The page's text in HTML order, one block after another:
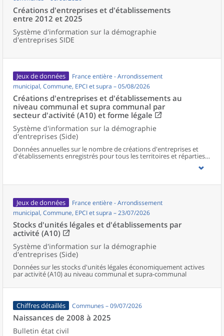
Créations d'entreprises et d'établissements
entre 2012 et 2025
Système d'information sur la démographie
d'entreprises SIDE
Jeux de données
France entière - Arrondissement
municipal, Commune, EPCI et supra – 05/08/2026
Créations d'entreprises et d'établissements au
niveau communal et supra communal par
secteur d'activité (A10) et forme légale
Système d'information sur la démographie
d'entreprises (Side)
Données annuelles sur le nombre de créations d'entreprises et
d'établissements enregistrés pour tous les territoires et réparties
selon le secteur d’activité et la forme légale.
Jeux de données
France entière - Arrondissement
municipal, Commune, EPCI et supra – 23/07/2026
Stocks d'unités légales et d'établissements par
activité (A10)
Système d'information sur la démographie
d'entreprises (Side)
Données sur les stocks d'unités légales économiquement actives
par activité (A10) au niveau communal et supra-communal
Chiffres détaillés Communes – 09/07/2026
Naissances de 2008 à 2025
Bulletin état civil